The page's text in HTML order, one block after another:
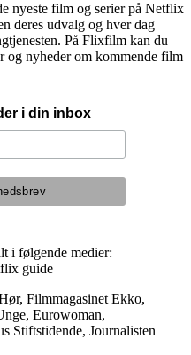
nyeste film og serier på Netflix
deres udvalg og hver dag
På Flixfilm kan du
og nyheder om kommende film
i din inbox
i følgende medier:
Filmmagasinet Ekko,
Eurowoman,
Stiftstidende, Journalisten